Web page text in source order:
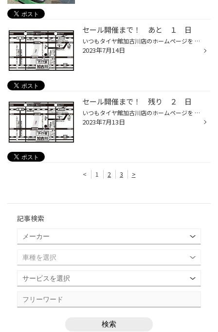
セール開催まで！ あと １ 日
いつもタイヤ館加古川店のホームページを ご覧頂きありがとうございます♪♪ 皆様 今年の夏を満喫しよう！！ ２０２３年夏、最初の！！ 『 プレミアムセール 』の開催が決定致しました(≧▽≦) 『 プレミアムセール 』開催まで 【あと ” １ ” 日】 軽自動車・コンパクトカー・ミニバン 流行りのSUVから輸...
2023年7月14日
セール開催まで！ 残り ２ 日
いつもタイヤ館加古川店のホームページを ご覧頂きありがとうございます♪♪ 皆様 今年の夏を満喫しよう！！ ２０２３年夏、最初の！！ 『 プレミアムセール 』の開催が決定致しました(≧▽≦) 『 プレミアムセール 』開催まで 【残り 2 日】 軽自動車・コンパクトカー・ミニバン 流行りのSUVから輸入車...
2023年7月13日
< 1 2 3 >
記事検索